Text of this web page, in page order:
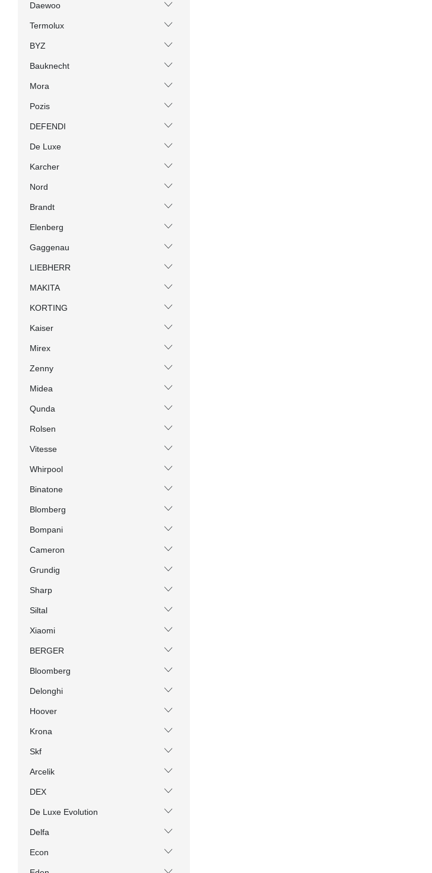
Daewoo
Termolux
BYZ
Bauknecht
Mora
Pozis
DEFENDI
De Luxe
Karcher
Nord
Brandt
Elenberg
Gaggenau
LIEBHERR
MAKITA
KORTING
Kaiser
Mirex
Zenny
Midea
Qunda
Rolsen
Vitesse
Whirpool
Binatone
Blomberg
Bompani
Cameron
Grundig
Sharp
Siltal
Xiaomi
BERGER
Bloomberg
Delonghi
Hoover
Krona
Skf
Arcelik
DEX
De Luxe Evolution
Delfa
Econ